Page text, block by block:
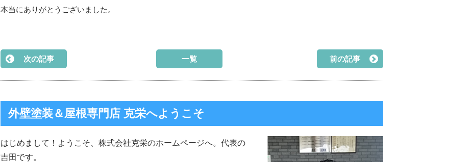
本当にありがとうございました。
次の記事 一覧 前の記事
外壁塗装＆屋根専門店 克栄へようこそ
はじめまして！ようこそ、株式会社克栄のホームページへ。代表の
吉田です。